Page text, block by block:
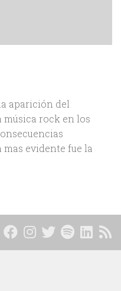
aparición del
rock en los
mas evidente fue la